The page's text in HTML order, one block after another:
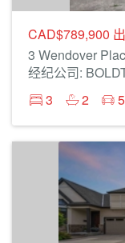
CAD$789,900
3 Wendover
经纪公司:
3
2